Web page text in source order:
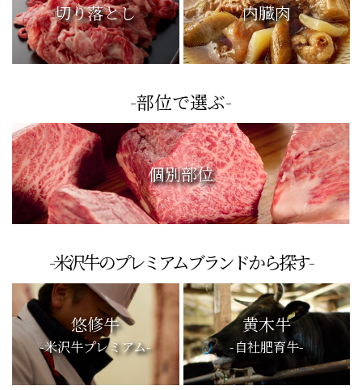
切り落とし 内臓肉
-部位で選ぶ-
個別部位
-米沢牛のプレミアムブランドから探す-
悠修牛
-米沢牛プレミアム-
黄木牛
-自社肥育牛-